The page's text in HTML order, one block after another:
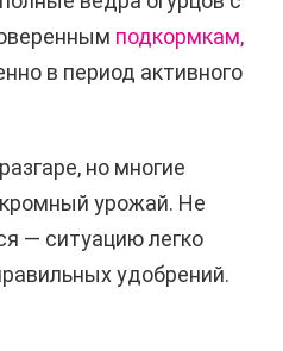
подкормкам,
в период активного
но многие
урожай. Не
— ситуацию легко
удобрений.